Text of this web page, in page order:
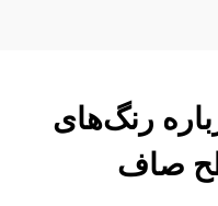
رنگ‌های
صاف